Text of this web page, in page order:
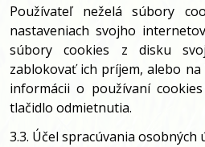
Používateľ neželá súbory
nastaveniach svojho
súbory cookies z disku
zablokovať ich príjem, alebo
informácii o používaní
tlačidlo odmietnutia.
3.3. Účel spracúvania osobných